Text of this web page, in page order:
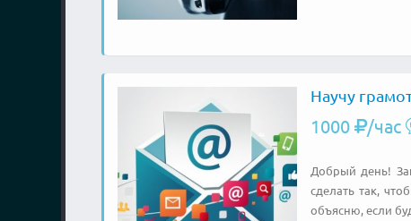
Научу
1000 /час
Добрый день!
сделать так,
объясню, если